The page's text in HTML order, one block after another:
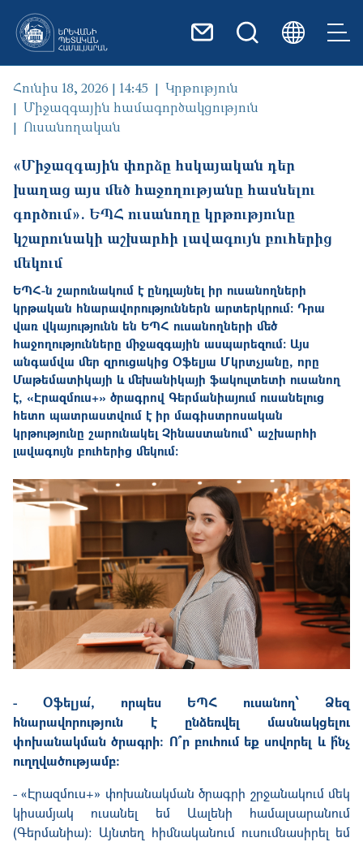
Հունիս 18, 2026 | 14:45
Կրթություն
Միջազգային համագործակցություն
Ուսանողական
«Միջազգային փորձը հսկայական դեր
խաղաց այս մեծ հաջողությանը հասնելու
գործում». ԵՊՀ ուսանողը կրթությունը
կշարունակի աշխարհի լավագույն բուհերից
մեկում
ԵՊՀ-ն շարունակում է ընդլայնել իր ուսանողների
կրթական հնարավորություններն արտերկրում։ Դրա
վառ վկայությունն են ԵՊՀ ուսանողների մեծ
հաջողությունները միջազգային ասպարեզում։ Այս
անգամվա մեր զրուցակից Օֆելյա Մկրտչյանը, որը
Մաթեմատիկայի և մեխանիկայի ֆակուլտետի ուսանող
է, «Էրազմուս+» ծրագրով Գերմանիայում ուսանելուց
հետո պատրաստվում է իր մագիստրոսական
կրթությունը շարունակել Չինաստանում՝ աշխարհի
լավագույն բուհերից մեկում։
- Օֆելյա՛, որպես ԵՊՀ ուսանող՝ Ձեզ
հնարավորություն է ընձեռվել մասնակցելու
փոխանակման ծրագրի։ Ո՞ր բուհում եք սովորել և ի՞նչ
ուղղվածությամբ։
- «Էրազմուս+» փոխանակման ծրագրի շրջանակում մեկ
կիսամյակ ուսանել եմ Աալենի համալսարանում
(Գերմանիա): Այնտեղ հիմնականում ուսումնասիրել եմ